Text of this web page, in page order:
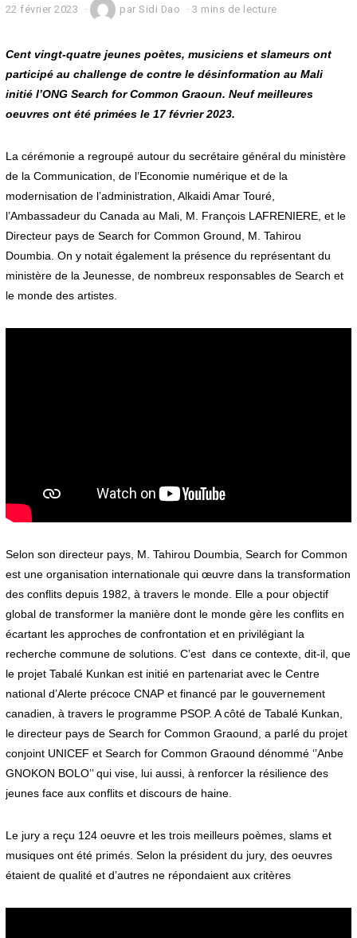
22 février 2023 parSidi Dao 3 mins de lecture
Cent vingt-quatre jeunes poètes, musiciens et slameurs ont
participé au challenge de contre le désinformation au Mali
initié l’ONG Search for Common Graoun. Neuf meilleures
oeuvres ont été primées le 17 février 2023.
La cérémonie a regroupé autour du secrétaire général du ministère
de la Communication, de l’Economie numérique et de la
modernisation de l’administration, Alkaidi Amar Touré,
l’Ambassadeur du Canada au Mali, M. François LAFRENIERE, et le
Directeur pays de Search for Common Ground, M. Tahirou
Doumbia. On y notait également la présence du représentant du
ministère de la Jeunesse, de nombreux responsables de Search et
le monde des artistes.
Selon son directeur pays, M. Tahirou Doumbia, Search for Common
est une organisation internationale qui œuvre dans la transformation
des conflits depuis 1982, à travers le monde. Elle a pour objectif
global de transformer la manière dont le monde gère les conflits en
écartant les approches de confrontation et en privilégiant la
recherche commune de solutions. C’est dans ce contexte, dit-il, que
le projet Tabalé Kunkan est initié en partenariat avec le Centre
national d’Alerte précoce CNAP et financé par le gouvernement
canadien, à travers le programme PSOP. A côté de Tabalé Kunkan,
le directeur pays de Search for Common Graound, a parlé du projet
conjoint UNICEF et Search for Common Graound dénommé ‘’Anbe
GNOKON BOLO’’ qui vise, lui aussi, à renforcer la résilience des
jeunes face aux conflits et discours de haine.
Le jury a reçu 124 oeuvre et les trois meilleurs poèmes, slams et
musiques ont été primés. Selon la président du jury, des oeuvres
étaient de qualité et d’autres ne répondaient aux critères